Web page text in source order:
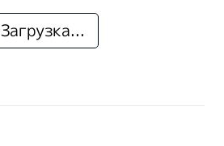
Загрузка...